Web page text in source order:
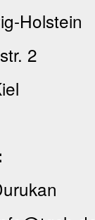
Holstein
2